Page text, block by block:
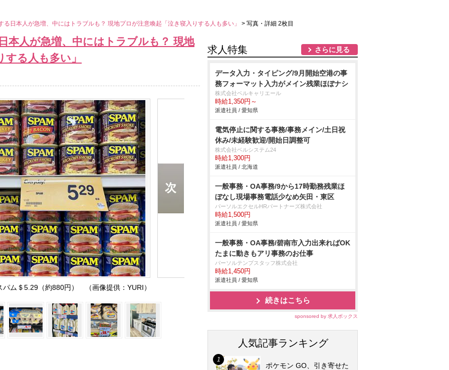
る日本人が急増、中にはトラブルも？ 現地プロが注意喚起「泣き寝入りする人も多い」 > 写真・詳細 2枚目
本人が急増、中にはトラブルも？ 現地
る人も多い」
パム＄5.29（約880円） （画像提供：YURI）
求人特集 さらに見る
データ入力・タイピング/9月開始空港の事
務フォーマット入力がメイン残業ほぼナシ
株式会社ベルキャリエール
時給1,350円～
派遣社員 / 愛知県
電気停止に関する事務/事務メイン/土日祝
休み/未経験歓迎/開始日調整可
株式会社ベルシステム24
時給1,300円
派遣社員 / 北海道
一般事務・OA事務/9から17時勤務残業ほ
ぼなし現場事務電話少なめ矢田・東区
パーソルエクセルHRパートナーズ株式会社
時給1,500円
派遣社員 / 愛知県
一般事務・OA事務/碧南市入力出来ればOK
たまに動きもアリ事務のお仕事
パーソルテンプスタッフ株式会社
時給1,450円
派遣社員 / 愛知県
続きはこちら
sponsored by 求人ボックス
人気記事ランキング
ポケモン GO、引き寄せた